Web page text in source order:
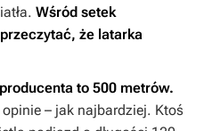
Wśród setek
że latarka
to 500 metrów.
– jak najbardziej. Ktoś